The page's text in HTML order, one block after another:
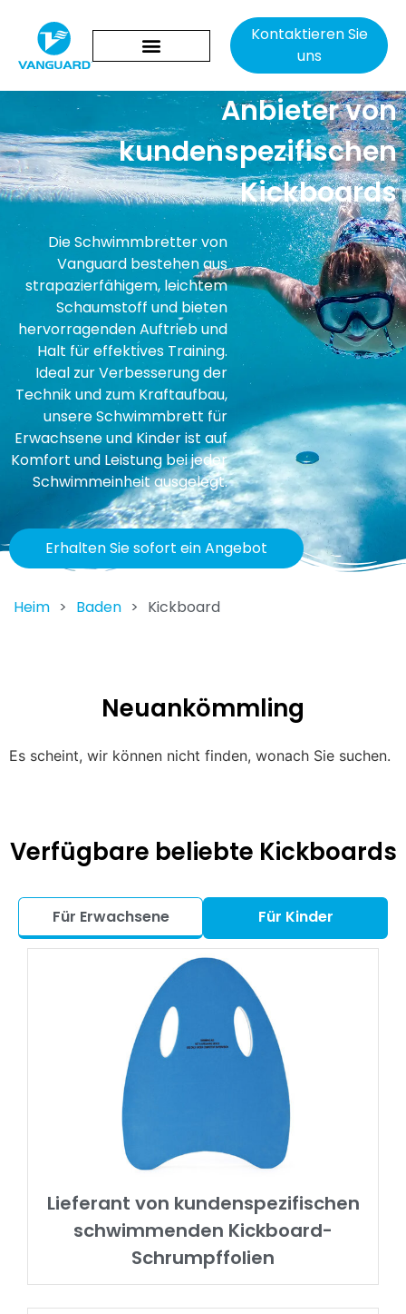
Kontaktieren Sie
uns
Anbieter von
kundenspezifischen
Kickboards
Die Schwimmbretter von
Vanguard bestehen aus
strapazierfähigem, leichtem
Schaumstoff und bieten
hervorragenden Auftrieb und
Halt für effektives Training.
Ideal zur Verbesserung der
Technik und zum Kraftaufbau,
unsereSchwimmbrett für
Erwachseneund Kinder ist auf
Komfort und Leistung bei jeder
Schwimmeinheit ausgelegt.
Erhalten Sie sofort ein Angebot
Heim > Baden > Kickboard
Neuankömmling
Es scheint, wir können nicht finden, wonach Sie suchen.
Verfügbare beliebte Kickboards
Für Erwachsene Für Kinder
Lieferant von kundenspezifischen
schwimmenden Kickboard-
Schrumpffolien